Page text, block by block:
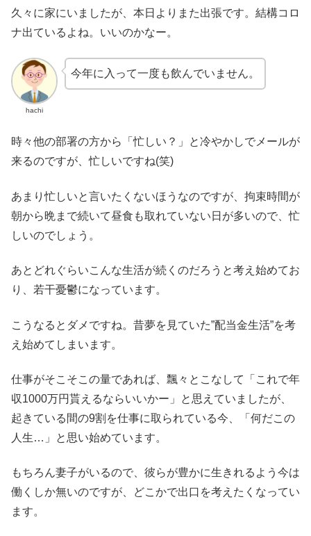
久々に家にいましたが、本日よりまた出張です。結構コロ
ナ出ているよね。いいのかなー。
hachi
今年に入って一度も飲んでいません。
時々他の部署の方から「忙しい？」と冷やかしでメールが
来るのですが、忙しいですね(笑)
あまり忙しいと言いたくないほうなのですが、拘束時間が
朝から晩まで続いて昼食も取れていない日が多いので、忙
しいのでしょう。
あとどれぐらいこんな生活が続くのだろうと考え始めてお
り、若干憂鬱になっています。
こうなるとダメですね。昔夢を見ていた”配当金生活”を考
え始めてしまいます。
仕事がそこそこの量であれば、飄々とこなして「これで年
収1000万円貰えるならいいかー」と思えていましたが、
起きている間の9割を仕事に取られている今、「何だこの
人生…」と思い始めています。
もちろん妻子がいるので、彼らが豊かに生きれるよう今は
働くしか無いのですが、どこかで出口を考えたくなってい
ます。